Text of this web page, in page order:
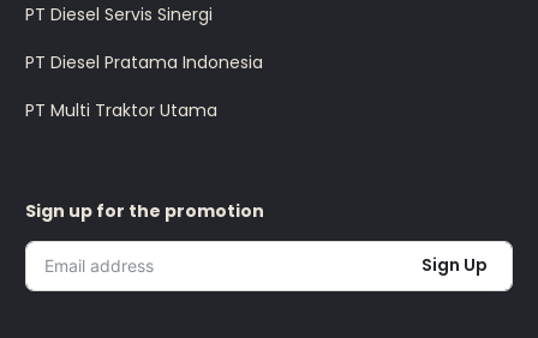
PT Diesel Servis Sinergi
PT Diesel Pratama Indonesia
PT Multi Traktor Utama
Sign up for the promotion
Sign Up